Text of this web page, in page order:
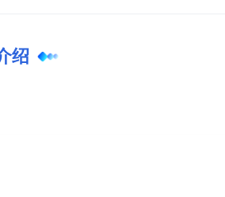
绍